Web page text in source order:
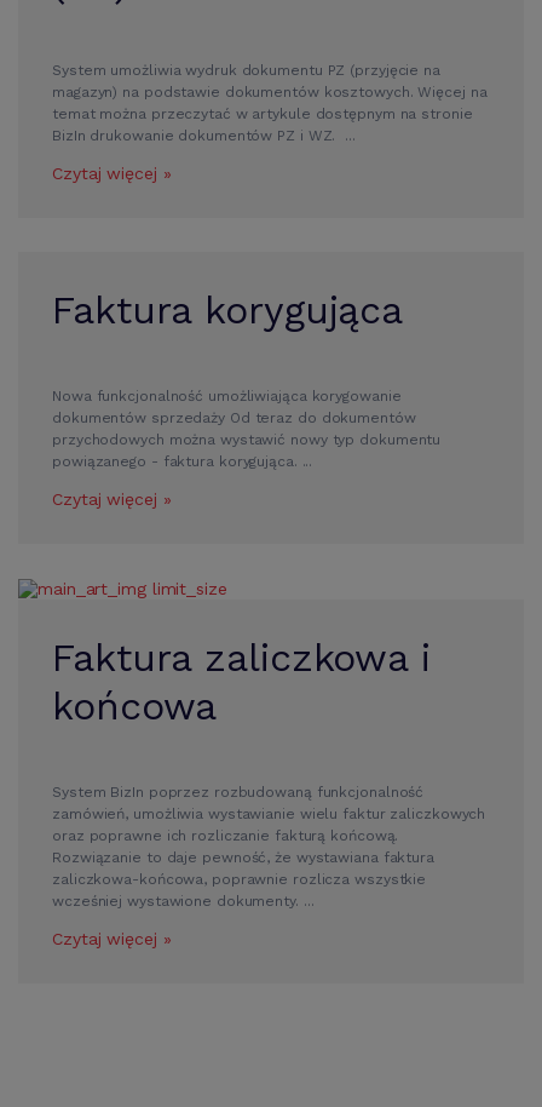
System umożliwia wydruk dokumentu PZ (przyjęcie na
magazyn) na podstawie dokumentów kosztowych. Więcej na
temat można przeczytać w artykule dostępnym na stronie
BizIn drukowanie dokumentów PZ i WZ. ...
Czytaj więcej »
Faktura korygująca
Nowa funkcjonalność umożliwiająca korygowanie
dokumentów sprzedaży Od teraz do dokumentów
przychodowych można wystawić nowy typ dokumentu
powiązanego - faktura korygująca. ...
Czytaj więcej »
Faktura zaliczkowa i
końcowa
System BizIn poprzez rozbudowaną funkcjonalność
zamówień, umożliwia wystawianie wielu faktur zaliczkowych
oraz poprawne ich rozliczanie fakturą końcową.
Rozwiązanie to daje pewność, że wystawiana faktura
zaliczkowa-końcowa, poprawnie rozlicza wszystkie
wcześniej wystawione dokumenty. ...
Czytaj więcej »